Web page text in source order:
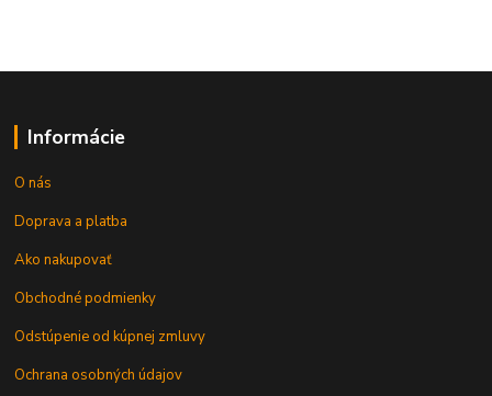
Informácie
O nás
Doprava a platba
Ako nakupovať
Obchodné podmienky
Odstúpenie od kúpnej zmluvy
Ochrana osobných údajov